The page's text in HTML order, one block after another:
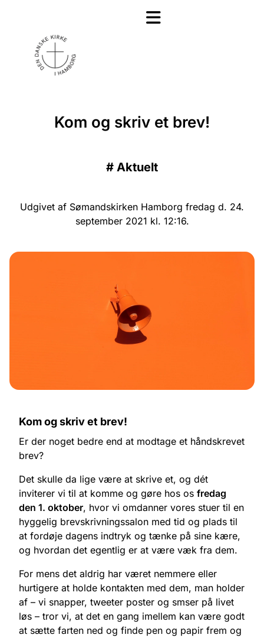
Kom og skriv et brev!
# Aktuelt
Udgivet af Sømandskirken Hamborg fredag d. 24.
september 2021 kl. 12:16.
Kom og skriv et brev!
Er der noget bedre end at modtage et håndskrevet
brev?
Det skulle da lige være at skrive et, og dét
inviterer vi til at komme og gøre hos os fredag
den 1. oktober, hvor vi omdanner vores stuer til en
hyggelig brevskrivningssalon med tid og plads til
at fordøje dagens indtryk og tænke på sine kære,
og hvordan det egentlig er at være væk fra dem.
For mens det aldrig har været nemmere eller
hurtigere at holde kontakten med dem, man holder
af – vi snapper, tweeter poster og smser på livet
løs – tror vi, at det en gang imellem kan være godt
at sætte farten ned og finde pen og papir frem og